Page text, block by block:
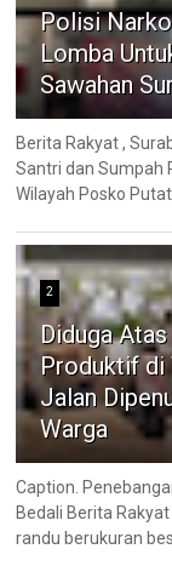
Polisi
Lomba
Sawahan
Berita Rakyat ,
Santri dan Sumpah
Wilayah Posko Putat
2
Diduga
Produktif di
Jalan
Warga
Caption.
Bedali Berita
randu berukuran